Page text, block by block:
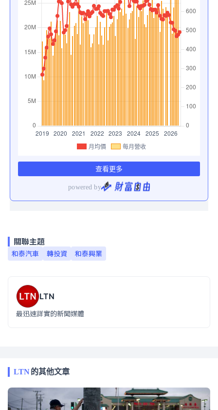
關聯主題
和泰汽車 轉投資 和泰興業
LTN
最迅速詳實的新聞媒體
LTN的其他文章